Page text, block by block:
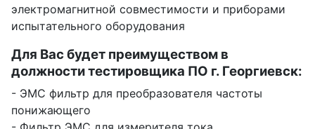
электромагнитной совместимости и приборами
испытательного оборудования
Для Вас будет преимуществом в
должности тестировщика ПО г. Георгиевск:
- ЭМС фильтр для преобразователя частоты
понижающего